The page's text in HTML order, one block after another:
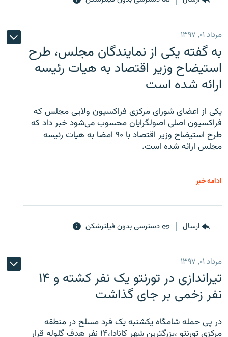
مرداد ۰۱, ۱۳۹۷
به گفته یکی از نمایندگان مجلس، طرح
استیضاح وزیر اقتصاد به هیات رئیسه
ارائه شده است
یکی از اعضای شورای مرکزی فراکسیون ولایی مجلس که
فراکسیون اصلی اصولگرایان محسوب می‌شود خبر داد که
طرح استیضاح وزیر اقتصاد با ۹۰ امضا به هیات رئیسه
مجلس ارائه شده است.
ادامه خبر
ارسال دسترسی بدون فیلترشکن
مرداد ۰۱, ۱۳۹۷
تیراندازی در تورنتو یک نفر کشته و ۱۴
نفر زخمی بر جای گذاشت
در پی حمله شامگاه یکشنبه یک فرد مسلح در منطقه
مرکزی تورنتو ،‌بزرگترین شهر کانادا،۱۴ نفر هدف گلوله قرار